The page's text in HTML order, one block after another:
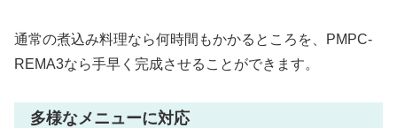
通常の煮込み料理なら何時間もかかるところを、PMPC-
REMA3なら手早く完成させることができます。
多様なメニューに対応